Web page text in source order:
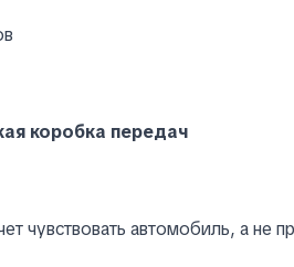
коробка передач
чувствовать автомобиль, а не